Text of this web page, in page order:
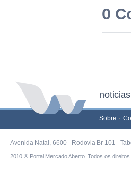
0
noticias
Sobre
Avenida Natal, 6600 - Rodovia Br 101 -
2010 ® Portal Mercado Aberto. Todos os direitos